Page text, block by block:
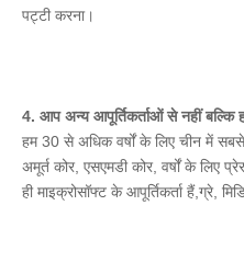
पट्टी करना।
4. आप अन्य आपूर्तिकर्ताओं से नहीं बल्कि
हम 30 से अधिक वर्षों के लिए चीन में
अमूर्त कोर, एसएमडी कोर, वर्षों के लिए
ही माइक्रोसॉफ्ट के आपूर्तिकर्ता हैं,ग्रे,